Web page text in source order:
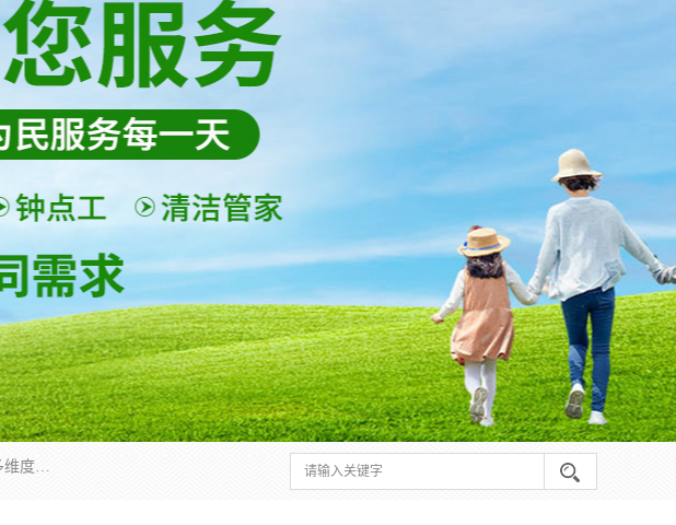
深圳市柏林家政有限公司是一家服务于深圳市民的专业家政公司。致力于为客户提供高质量、多维度的家庭服务，包括养老、母婴、月嫂育婴早教、康复理疗、家电清洗和保洁等方面的专业服务。